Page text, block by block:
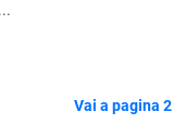
Vai a pagina 2